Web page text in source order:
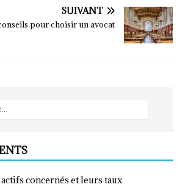
SUIVANT
pour choisir un avocat
concernés et leurs taux